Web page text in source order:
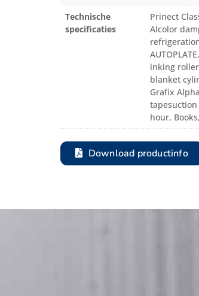
Technische
specificaties
Prinect
Alcolor
inking
blanket
Grafix
hour,
Download productinfo